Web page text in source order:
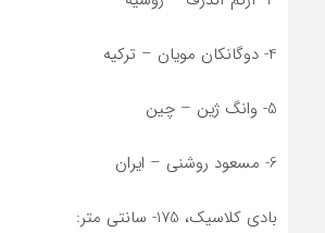
4- دوگانکان مویان – ترکیه
5- وانگ ژین – چین
6- مسعود روشنی – ایران
بادی کلاسیک، 175- سانتی متر: